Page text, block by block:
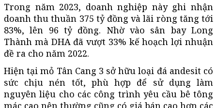
Trong năm 2023, doanh nghiệp này ghi nhận
doanh thu thuần 375 tỷ đồng và lãi ròng tăng tới
83%, lên 96 tỷ đồng. Nhờ vào sân bay Long
Thành mà DHA đã vượt 33% kế hoạch lợi nhuận
đề ra cho năm 2022.
Hiện tại mỏ Tân Cang 3 sở hữu loại đá andesit có
sức chịu nén tốt, phù hợp để sử dụng làm
nguyên liệu cho các công trình yêu cầu bê tông
mác cao nên thường cũng có giá bán cao hơn các